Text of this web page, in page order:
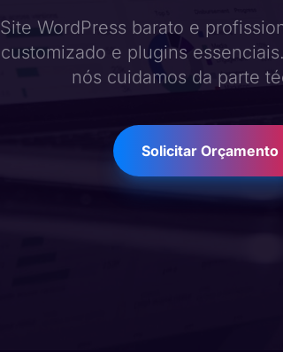
Site WordPress barato e
customizado e plugins
nós cuidamos da parte
Solicitar Orçamento